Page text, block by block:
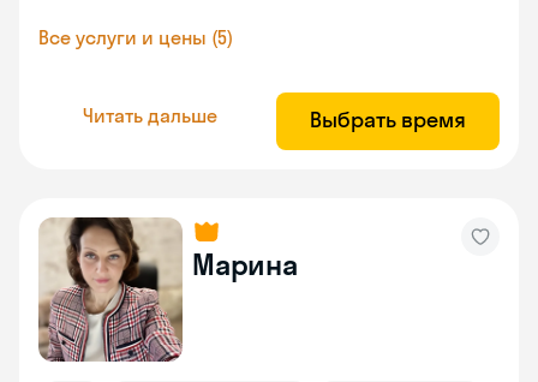
Все услуги и цены (5)
Читать дальше Выбрать время
Марина